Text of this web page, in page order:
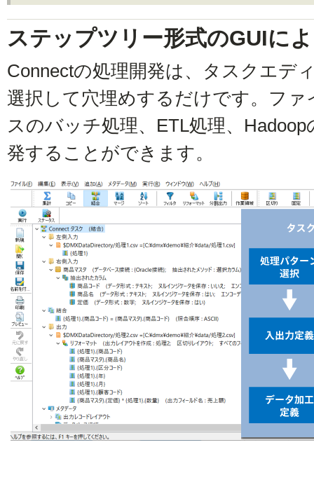
ステップツリー形式のGUIに
Connectの処理開発は、タスクエデ
選択して穴埋めするだけです。フ
スのバッチ処理、ETL処理、
発することができます。